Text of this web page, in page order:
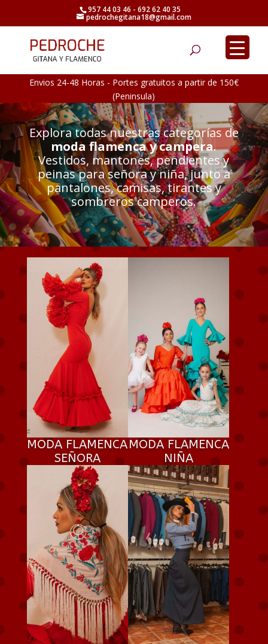
957 44 03 46 - 692 62 40 35
pedrochegitana18@gmail.com
Envios 24-48 Horas - Portes gratuitos a partir de 150€
(Peninsula)
Explora todas nuestras categorías de
moda flamenca y campera.
Vestidos, mantones, pendientes y
peinas para señora y niña, junto a
pantalones, camisas, tirantes y
sombreros camperos.
MODA FLAMENCA
SEÑORA
MODA FLAMENCA
NIÑA